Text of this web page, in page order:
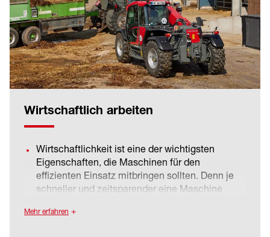
Wirtschaftlich arbeiten
Wirtschaftlichkeit ist eine der wichtigsten
Eigenschaften, die Maschinen für den
effizienten Einsatz mitbringen sollten. Denn je
schneller und zeitsparender eine Maschine
Bei Maschinen von Weidemann steht
Mehr erfahren